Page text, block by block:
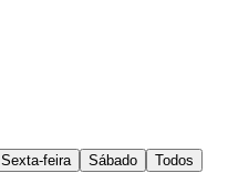
Sexta-feira Sábado Todos